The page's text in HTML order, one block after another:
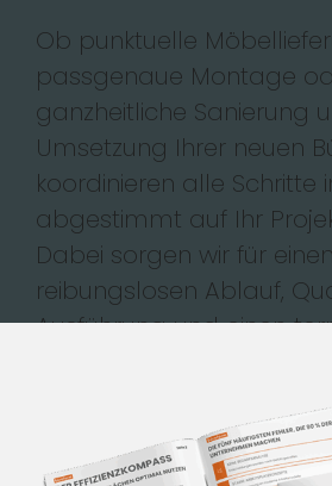
Ob punktuelle
passgenaue Montage
ganzheitliche Sanierung
Umsetzung Ihrer neuen
koordinieren alle Schritte
abgestimmt auf Ihr
Dabei sorgen wir für einen
reibungslosen Ablauf,
Ausführung und einen